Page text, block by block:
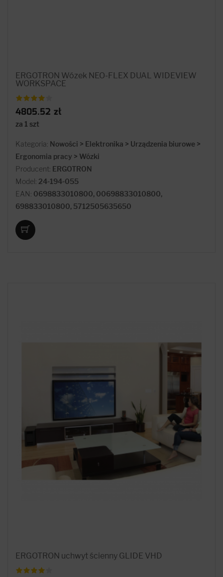
ERGOTRON Wózek NEO-FLEX DUAL WIDEVIEW
WORKSPACE
4805.52 zł
za 1 szt
Kategoria: Nowości > Elektronika > Urządzenia biurowe >
Ergonomia pracy > Wózki
Producent: ERGOTRON
Model: 24-194-055
EAN: 0698833010800, 00698833010800,
698833010800, 5712505635650
ERGOTRON uchwyt ścienny GLIDE VHD